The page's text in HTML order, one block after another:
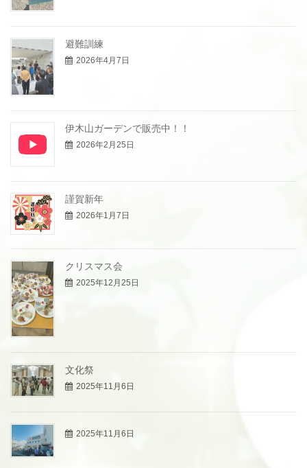
避難訓練
2026年4月7日
伊木山ガーデンで販売中！！
2026年2月25日
謹賀新年
2026年1月7日
クリスマス会
2025年12月25日
文化祭
2025年11月6日
2025年11月6日